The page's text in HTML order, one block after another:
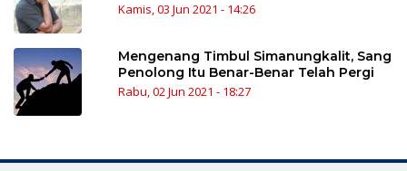
Kamis, 03 Jun 2021 - 14:26
Mengenang Timbul Simanungkalit, Sang
Penolong Itu Benar-Benar Telah Pergi
Rabu, 02 Jun 2021 - 18:27